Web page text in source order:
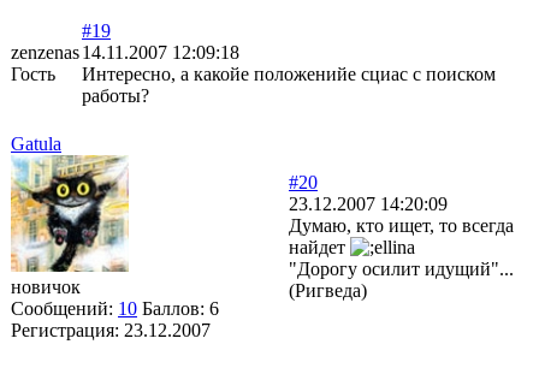
zenzenas
Гость
#19
14.11.2007 12:09:18
Интересно, а какойе положенийе сциас с поиском
работы?
Gatula
новичок
Сообщений: 10 Баллов: 6
Регистрация: 23.12.2007
#20
23.12.2007 14:20:09
Думаю, кто ищет, то всегда
найдет
"Дорогу осилит идущий"...
(Ригведа)